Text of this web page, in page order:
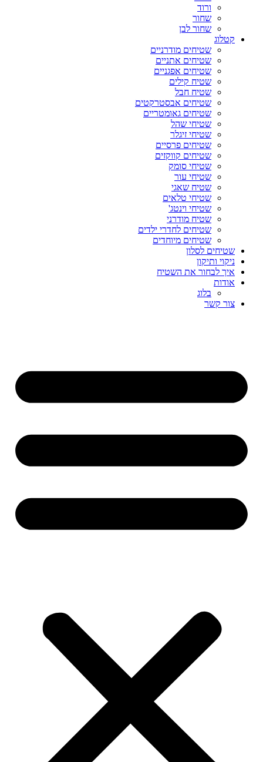
ורוד
שחור
שחור לבן
קטלוג
שטיחים מודרניים
שטיחים אתניים
שטיחים אפגניים
שטיח קילים
שטיח חבל
שטיחים אבסטרקטים
שטיחים גאומטריים
שטיחי שהל
שטיחי זיגלר
שטיחים פרסיים
שטיחים קווקזים
שטיחי סומק
שטיחי עור
שטיח שאגי
שטיחי טלאים
שטיחי וינטג'
שטיח מודרני
שטיחים לחדרי ילדים
שטיחים מיוחדים
שטיחים לסלון
ניקוי ותיקון
איך לבחור את השטיח
אודות
בלוג
צור קשר